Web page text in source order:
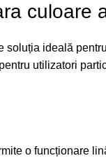
culoare
ideală
utilizatori
o funcționare